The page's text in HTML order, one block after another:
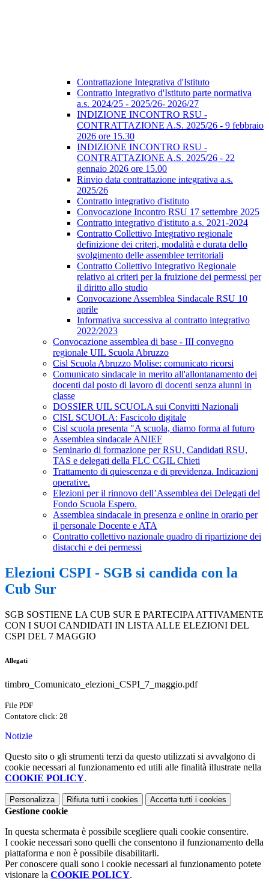
Contrattazione Integrativa d'Istituto
Contratto Integrativo d'Istituto parte normativa
a.s. 2024/25 - 2025/26- 2026/27
INDIZIONE INCONTRO RSU -
CONTRATTAZIONE A.S. 2025/26 - 9 febbraio
2026 ore 15.30
INDIZIONE INCONTRO RSU -
CONTRATTAZIONE A.S. 2025/26 - 22
gennaio 2026 ore 15.00
Rinvio data contrattazione integrativa a.s.
2025/26
Contratto integrativo d'istituto
Convocazione Incontro RSU 17 settembre 2025
Contratto integrativo d'istituto a.s. 2021-2024
Contratto Collettivo Integrativo regionale
definizione dei criteri, modalità e durata dello
svolgimento delle assemblee territoriali
Contratto Collettivo Integrativo Regionale
relativo ai criteri per la fruizione dei permessi per
il diritto allo studio
Convocazione Assemblea Sindacale RSU 10
aprile
Informativa successiva al contratto integrativo
2022/2023
Convocazione assemblea di base - III convegno
regionale UIL Scuola Abruzzo
Cisl Scuola Abruzzo Molise: comunicato ricorsi
Comunicato sindacale in merito all'allontanamento dei
docenti dal posto di lavoro di docenti senza alunni in
classe
DOSSIER UIL SCUOLA sui Convitti Nazionali
CISL SCUOLA: Fascicolo digitale
Cisl scuola presenta "A scuola, diamo forma al futuro
Assemblea sindacale ANIEF
Seminario di formazione per RSU, Candidati RSU,
TAS e delegati della FLC CGIL Chieti
Trattamento di quiescenza e di previdenza. Indicazioni
operative.
Elezioni per il rinnovo dell’Assemblea dei Delegati del
Fondo Scuola Espero.
Assemblea sindacale in presenza e online in orario per
il personale Docente e ATA
Contratto collettivo nazionale quadro di ripartizione dei
distacchi e dei permessi
Elezioni CSPI - SGB si candida con la
Cub Sur
SGB SOSTIENE LA CUB SUR E PARTECIPA ATTIVAMENTE
CON I SUOI CANDIDATI IN LISTA ALLE ELEZIONI DEL
CSPI DEL 7 MAGGIO
Allegati
timbro_Comunicato_elezioni_CSPI_7_maggio.pdf
File PDF
Contatore click: 28
Notizie
Questo sito o gli strumenti terzi da questo utilizzati si avvalgono di
cookie necessari al funzionamento ed utili alle finalità illustrate nella
COOKIE POLICY.
Personalizza Rifiuta tutti i cookies Accetta tutti i cookies
Gestione cookie
In questa schermata è possibile scegliere quali cookie consentire.
I cookie necessari sono quelli che consentono il funzionamento della
piattaforma e non è possibile disabilitarli.
Per conoscere quali sono i cookie necessari al funzionamento potete
visionare la COOKIE POLICY.